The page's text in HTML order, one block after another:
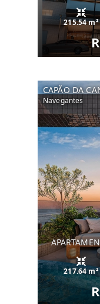
215.54 m²
CAPÃO DA
Navegantes
217.64 m²